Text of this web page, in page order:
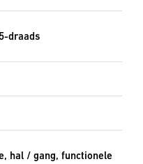
draads
hal / gang, functionele